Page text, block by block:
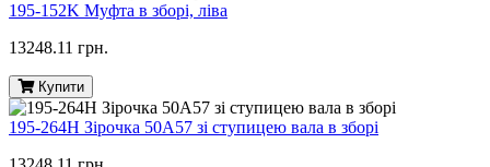
195-152K Муфта в зборі, ліва
13248.11 грн.
Купити
195-264H Зірочка 50A57 зі ступицею вала в зборі